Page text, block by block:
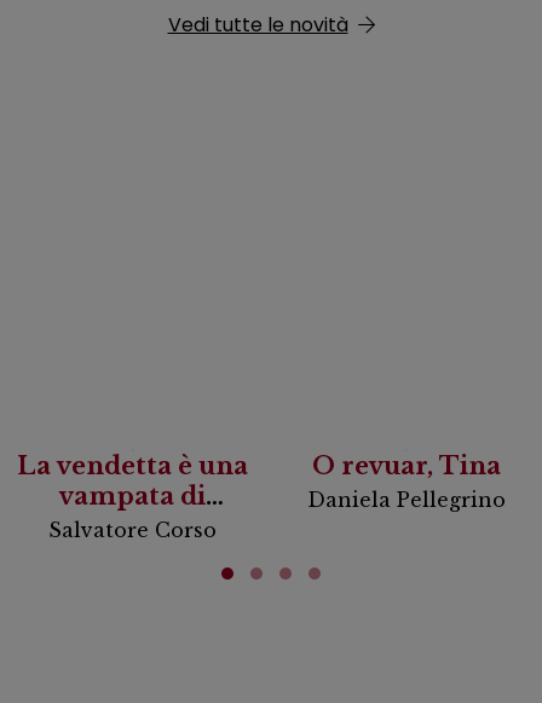
Vedi tutte le novità
La vendetta è una
vampata di
scirocco
Salvatore Corso
O revuar, Tina
Daniela Pellegrino